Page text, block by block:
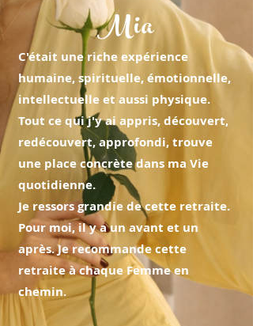
Mia
C'était une riche expérience
humaine, spirituelle, émotionnelle,
intellectuelle et aussi physique.
Tout ce qui j'y ai appris, découvert,
redécouvert, approfondi, trouve
une place concrète dans ma Vie
quotidienne.
Je ressors grandie de cette retraite.
Pour moi, il y a un avant et un
après. Je recommande cette
retraite à chaque Femme en
chemin.